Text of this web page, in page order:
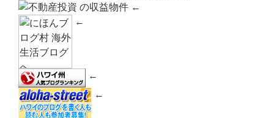
←
←
←
←